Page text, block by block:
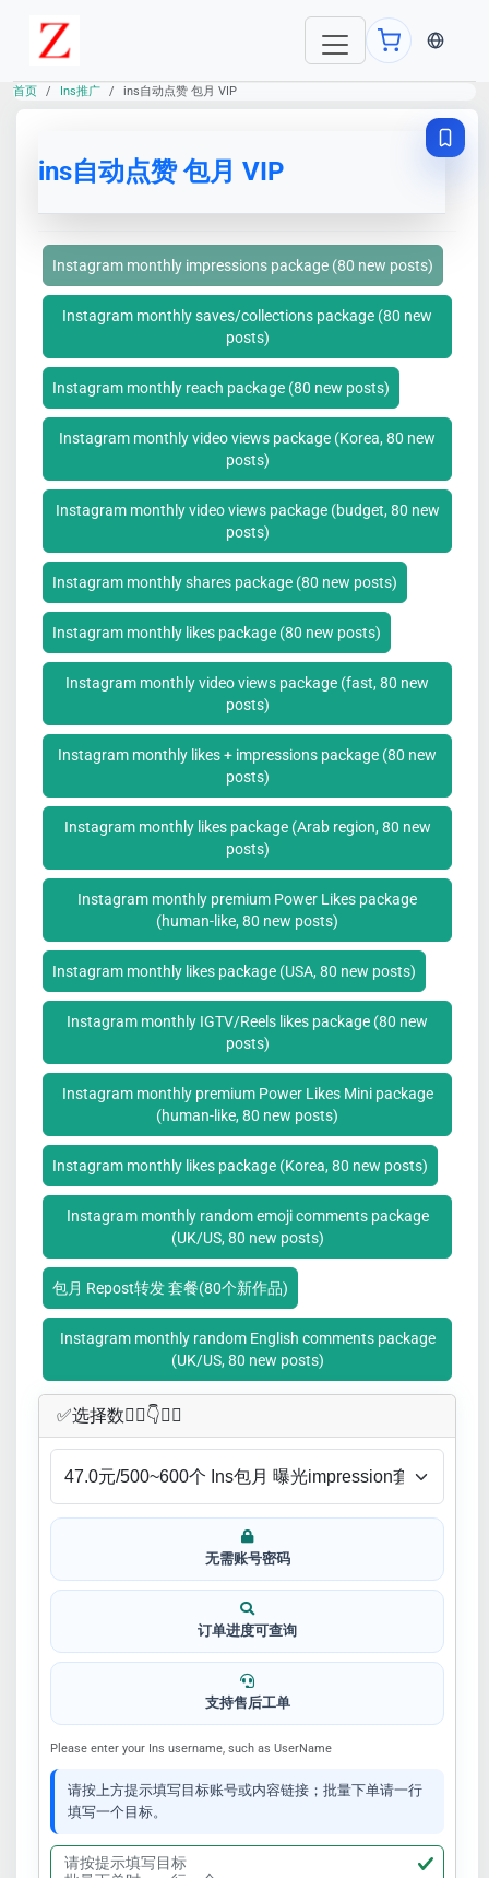
当前语
首页 Ins推广 ins自动点赞 包月 VIP
ins自动点赞 包月 VIP
Instagram monthly impressions package (80 new posts)
Instagram monthly saves/collections package (80 new
posts)
Instagram monthly reach package (80 new posts)
Instagram monthly video views package (Korea, 80 new
posts)
Instagram monthly video views package (budget, 80 new
posts)
Instagram monthly shares package (80 new posts)
Instagram monthly likes package (80 new posts)
Instagram monthly video views package (fast, 80 new
posts)
Instagram monthly likes + impressions package (80 new
posts)
Instagram monthly likes package (Arab region, 80 new
posts)
Instagram monthly premium Power Likes package
(human-like, 80 new posts)
Instagram monthly likes package (USA, 80 new posts)
Instagram monthly IGTV/Reels likes package (80 new
posts)
Instagram monthly premium Power Likes Mini package
(human-like, 80 new posts)
Instagram monthly likes package (Korea, 80 new posts)
Instagram monthly random emoji comments package
(UK/US, 80 new posts)
包月 Repost转发 套餐(80个新作品)
Instagram monthly random English comments package
(UK/US, 80 new posts)
✅​选择数👇🏻​​👇👇🏻​​
无需账号密码
订单进度可查询
支持售后工单
Please enter your Ins username, such as UserName
请按上方提示填写目标账号或内容链接；批量下单请一行
填写一个目标。